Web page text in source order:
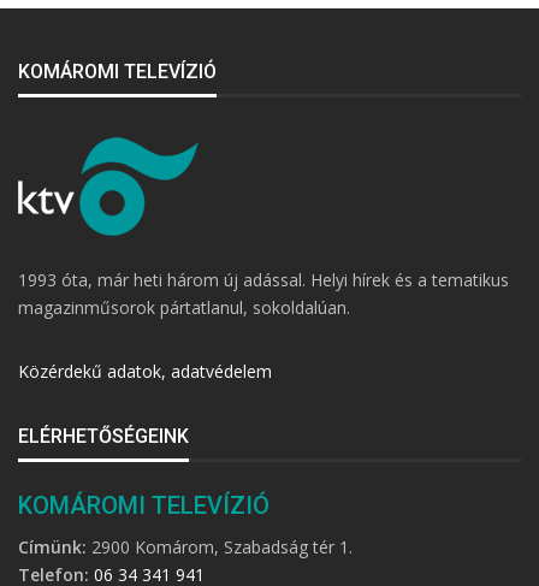
KOMÁROMI TELEVÍZIÓ
1993 óta, már heti három új adással. Helyi hírek és a tematikus
magazinműsorok pártatlanul, sokoldalúan.
Közérdekű adatok, adatvédelem
ELÉRHETŐSÉGEINK
KOMÁROMI TELEVÍZIÓ
Címünk: 2900 Komárom, Szabadság tér 1.
Telefon: 06 34 341 941